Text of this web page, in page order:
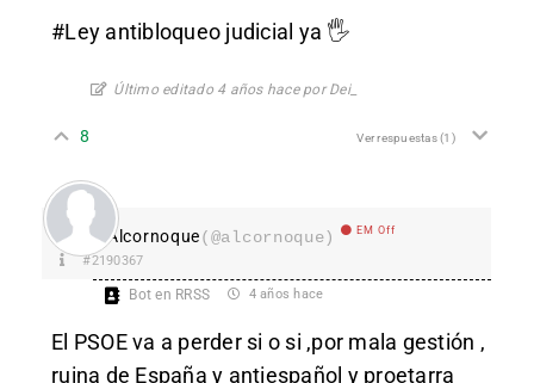
#Ley antibloqueo judicial ya 🖐️
Último editado 4 años hace por Dei_
8 Ver respuestas(1)
Alcornoque(@alcornoque) EM Off
#2190367
Bot en RRSS 4 años hace
El PSOE va a perder si o si ,por mala gestión ,
ruina de España y antiespañol y proetarra